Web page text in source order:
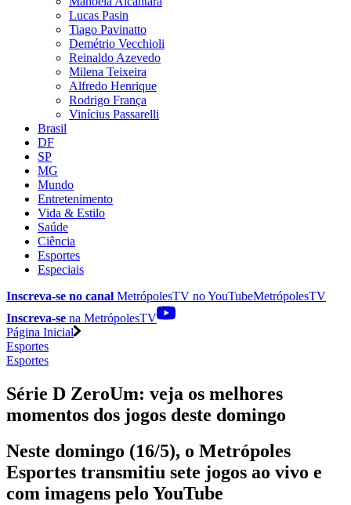
Lucas Pasin
Tiago Pavinatto
Demétrio Vecchioli
Reinaldo Azevedo
Milena Teixeira
Alfredo Henrique
Rodrigo França
Vinícius Passarelli
Brasil
DF
SP
MG
Mundo
Entretenimento
Vida & Estilo
Saúde
Ciência
Esportes
Especiais
Inscreva-se no canal MetrópolesTV noYouTubeMetrópolesTV
Inscreva-se na MetrópolesTV
Página Inicial
Esportes
Esportes
Série D ZeroUm: veja os melhores
momentos dos jogos deste domingo
Neste domingo (16/5), o Metrópoles
Esportes transmitiu sete jogos ao vivo e
com imagens pelo YouTube